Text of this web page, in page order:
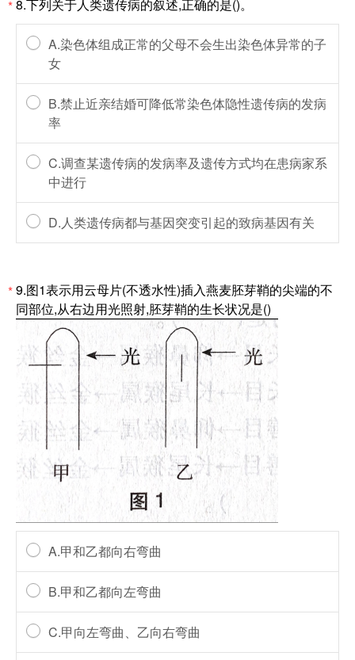
*8.下列关于人类遗传病的叙述,正确的是()。
A.染色体组成正常的父母不会生出染色体异常的子
女
B.禁止近亲结婚可降低常染色体隐性遗传病的发病
率
C.调查某遗传病的发病率及遗传方式均在患病家系
中进行
D.人类遗传病都与基因突变引起的致病基因有关
*9.图1表示用云母片(不透水性)插入燕麦胚芽鞘的尖端的不
同部位,从右边用光照射,胚芽鞘的生长状况是()
A.甲和乙都向右弯曲
B.甲和乙都向左弯曲
C.甲向左弯曲、乙向右弯曲